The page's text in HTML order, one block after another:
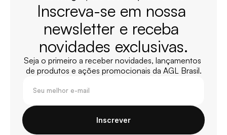
Inscreva-se em nossa
newsletter e receba
novidades exclusivas.
Seja o primeiro a receber novidades, lançamentos
de produtos e ações promocionais da AGL Brasil.
Inscrever